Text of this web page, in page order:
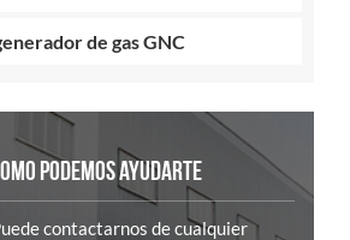
de gas GNC
PODEMOS AYUDARTE
contactarnos de cualquier